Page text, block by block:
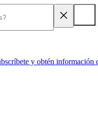
y obtén información